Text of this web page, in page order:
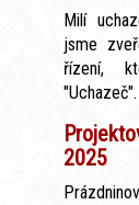
Milí
jsme
řízení,
"Uchazeč".
2025